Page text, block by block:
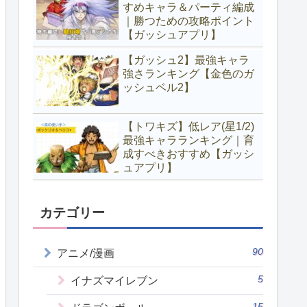
すめキャラ＆パーティ編成
｜勝つための攻略ポイント
【ガッシュアプリ】
【ガッシュ2】最強キャラ
強さランキング【金色のガ
ッシュベル2】
【トワキズ】低レア(星1/2)
最強キャラランキング｜育
成すべきおすすめ【ガッシ
ュアプリ】
カテゴリー
アニメ/漫画 90
イナズマイレブン 5